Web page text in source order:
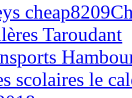
Taroudant
scolaires le